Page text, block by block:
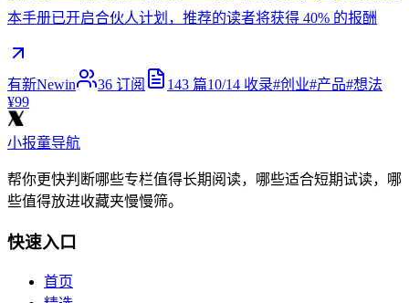
本手册已开启合伙人计划，推荐的读者将获得 40% 的报酬
有新Newin 36 订阅 143 篇10/14 收录#创业#产品#想法
¥99
小报童导航
帮你更快判断哪些专栏值得长期阅读，哪些适合短期试读，哪
些值得放进收藏夹慢慢筛。
快速入口
首页